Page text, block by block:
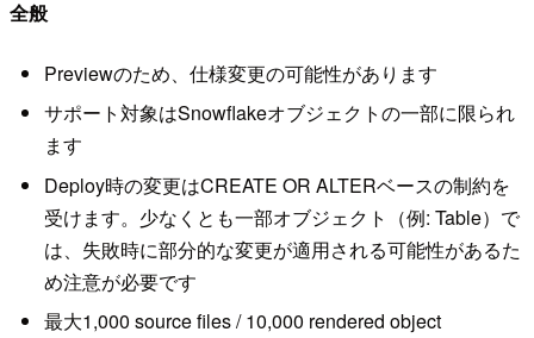
全般
Previewのため、仕様変更の可能性があります
サポート対象はSnowflakeオブジェクトの一部に限られ
ます
Deploy時の変更はCREATE OR ALTERベースの制約を
受けます。少なくとも一部オブジェクト（例: Table）で
は、失敗時に部分的な変更が適用される可能性があるた
め注意が必要です
最大1,000 source files / 10,000 rendered object